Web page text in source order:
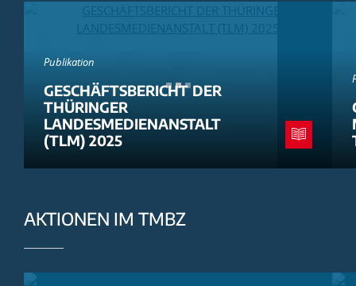
Publikation
GESCHÄFTSBERICHT DER
THÜRINGER
LANDESMEDIENANSTALT
(TLM) 2025
AKTIONEN IM TMBZ